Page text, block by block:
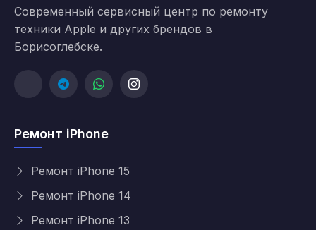
Современный сервисный центр по ремонту
техники Apple и других брендов в
Борисоглебске.
Ремонт iPhone
Ремонт iPhone 15
Ремонт iPhone 14
Ремонт iPhone 13